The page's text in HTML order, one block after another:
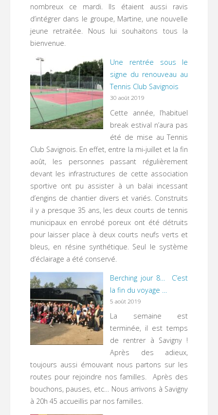
nombreux ce mardi. Ils étaient aussi ravis
d’intégrer dans le groupe, Martine, une nouvelle
jeune retraitée. Nous lui souhaitons tous la
bienvenue.
Une rentrée sous le
signe du renouveau au
Tennis Club Savignois
30 août 2019
Cette année, l’habituel
break estival n’aura pas
été de mise au Tennis
Club Savignois. En effet, entre la mi-juillet et la fin
août, les personnes passant régulièrement
devant les infrastructures de cette association
sportive ont pu assister à un balai incessant
d’engins de chantier divers et variés. Construits
il y a presque 35 ans, les deux courts de tennis
municipaux en enrobé poreux ont été détruits
pour laisser place à deux courts neufs verts et
bleus, en résine synthétique. Seul le système
d’éclairage a été conservé.
Berching jour 8… C’est
la fin du voyage …
5 août 2019
La semaine est
terminée, il est temps
de rentrer à Savigny !
Après des adieux,
toujours aussi émouvant nous partons sur les
routes pour rejoindre nos familles. Après des
bouchons, pauses, etc… Nous arrivons à Savigny
à 20h 45 accueillis par nos familles.